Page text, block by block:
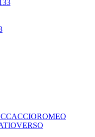
ROMEO
VERSO